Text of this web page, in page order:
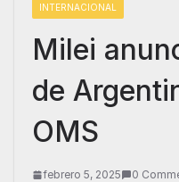
INTERNACIONAL
Milei
de
OMS
febrero 5, 2025 0